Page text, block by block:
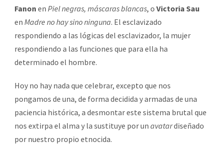
Fanon en Piel negras, máscaras blancas, o Victoria Sau
en Madre no hay sino ninguna. El esclavizado
respondiendo a las lógicas del esclavizador, la mujer
respondiendo a las funciones que para ella ha
determinado el hombre.
Hoy no hay nada que celebrar, excepto que nos
pongamos de una, de forma decidida y armadas de una
paciencia histórica, a desmontar este sistema brutal que
nos extirpa el alma y la sustituye por un avatardiseñado
por nuestro propio etnocida.